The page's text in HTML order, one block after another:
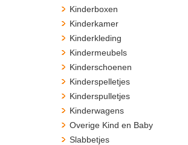
Kinderboxen
Kinderkamer
Kinderkleding
Kindermeubels
Kinderschoenen
Kinderspelletjes
Kinderspulletjes
Kinderwagens
Overige Kind en Baby
Slabbetjes